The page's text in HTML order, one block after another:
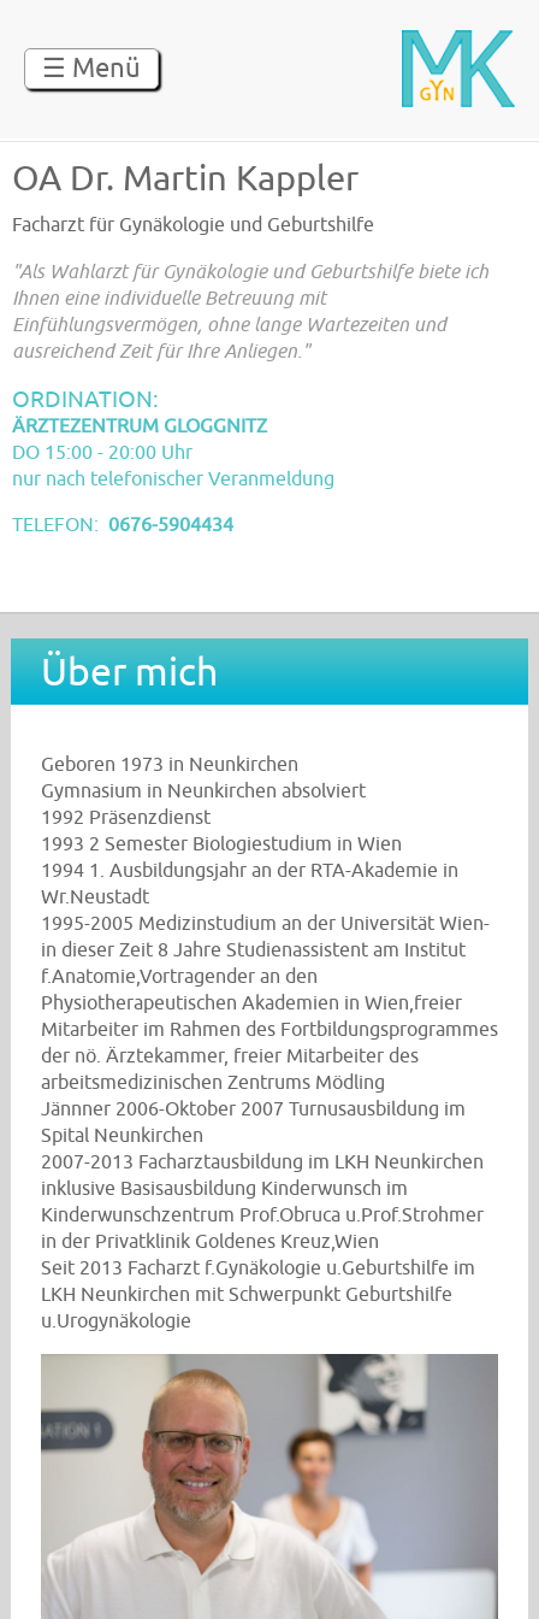
☰ Menü
OA Dr. Martin Kappler
Facharzt für Gynäkologie und Geburtshilfe
"Als Wahlarzt für Gynäkologie und Geburtshilfe biete ich
Ihnen eine individuelle Betreuung mit
Einfühlungsvermögen, ohne lange Wartezeiten und
ausreichend Zeit für Ihre Anliegen."
ORDINATION:
ÄRZTEZENTRUM GLOGGNITZ
DO 15:00 - 20:00 Uhr
nur nach telefonischer Veranmeldung
TELEFON: 0676-5904434
Über mich
Geboren 1973 in Neunkirchen
Gymnasium in Neunkirchen absolviert
1992 Präsenzdienst
1993 2 Semester Biologiestudium in Wien
1994 1. Ausbildungsjahr an der RTA-Akademie in
Wr.Neustadt
1995-2005 Medizinstudium an der Universität Wien-
in dieser Zeit 8 Jahre Studienassistent am Institut
f.Anatomie,Vortragender an den
Physiotherapeutischen Akademien in Wien,freier
Mitarbeiter im Rahmen des Fortbildungsprogrammes
der nö. Ärztekammer, freier Mitarbeiter des
arbeitsmedizinischen Zentrums Mödling
Jännner 2006-Oktober 2007 Turnusausbildung im
Spital Neunkirchen
2007-2013 Facharztausbildung im LKH Neunkirchen
inklusive Basisausbildung Kinderwunsch im
Kinderwunschzentrum Prof.Obruca u.Prof.Strohmer
in der Privatklinik Goldenes Kreuz,Wien
Seit 2013 Facharzt f.Gynäkologie u.Geburtshilfe im
LKH Neunkirchen mit Schwerpunkt Geburtshilfe
u.Urogynäkologie